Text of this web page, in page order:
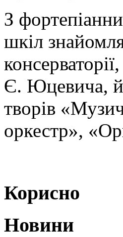
З
шкіл
Є. Юцевича,
творів
оркестр»,
Корисно
Новини